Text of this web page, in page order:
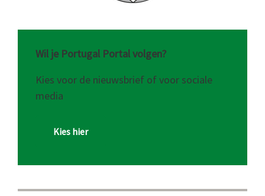
Wil je Portugal Portal volgen?
Kies voor de nieuwsbrief of voor sociale
media
Kies hier